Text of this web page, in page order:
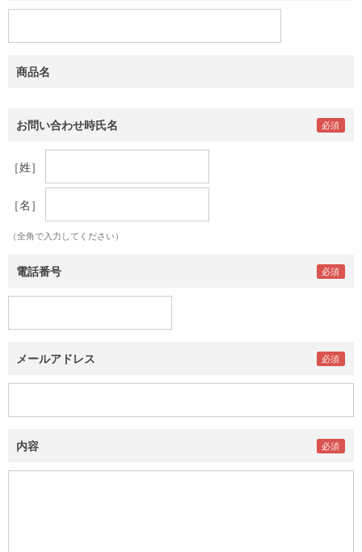
商品名
お問い合わせ時氏名
［姓］
［名］
（全角で入力してください）
電話番号
メールアドレス
内容